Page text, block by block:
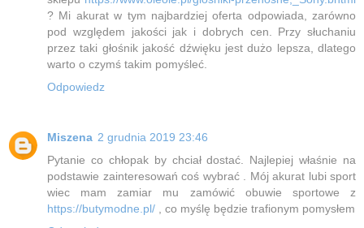
? Mi akurat w tym najbardziej oferta odpowiada, zarówno
pod względem jakości jak i dobrych cen. Przy słuchaniu
przez taki głośnik jakość dźwięku jest dużo lepsza, dlatego
warto o czymś takim pomyśleć.
Odpowiedz
Miszena 2 grudnia 2019 23:46
Pytanie co chłopak by chciał dostać. Najlepiej właśnie na
podstawie zainteresowań coś wybrać . Mój akurat lubi sport
wiec mam zamiar mu zamówić obuwie sportowe z
https://butymodne.pl/ , co myślę będzie trafionym pomysłem